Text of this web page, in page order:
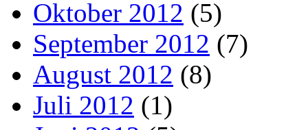
Oktober 2012 (5)
September 2012 (7)
August 2012 (8)
Juli 2012 (1)